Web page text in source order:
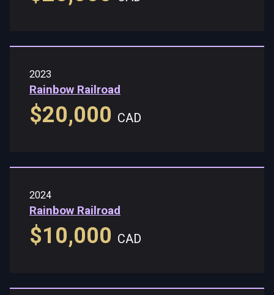
2023
Rainbow Railroad
$20,000 CAD
2024
Rainbow Railroad
$10,000 CAD